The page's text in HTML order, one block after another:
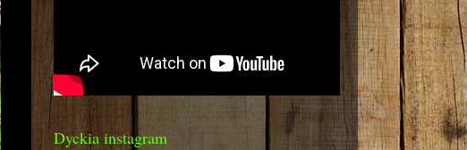
Dyckia instagram